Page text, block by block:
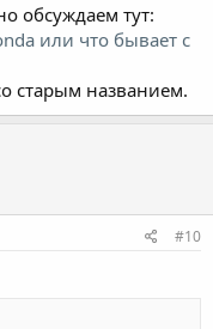
обсуждаем тут:
или что бывает с
старым названием.
#10